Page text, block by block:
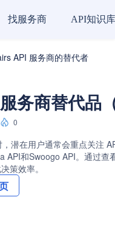
找服务商 API知识库
API 服务商的替代者
务商替代品
0
潜在用户通常会重点关注
API和Swoogo API。通过
策效率。